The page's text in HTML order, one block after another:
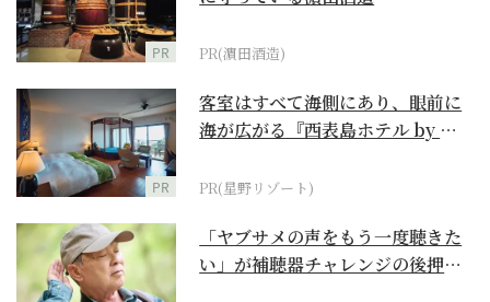
PR PR(濵田酒造)
PR
客室はすべて海側にあり、眼前に
海が広がる『西表島ホテル by 星
PR(星野リゾート)
「ヤブサメの声をもう一度聴きた
い」が補聴器チャレンジの後押し